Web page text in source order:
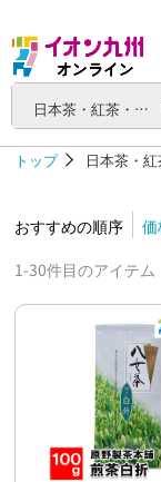
日本茶・紅茶・健康茶
トップ 日本茶・
おすすめの順序
1-30件目のアイテム